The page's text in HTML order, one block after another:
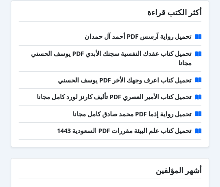
أكثر الكتب قراءة
تحميل رواية آرسس PDF أحمد آل حمدان
تحميل كتاب عقدك النفسية سجنك الأبدي PDF يوسف الحسني
مجانا
تحميل كتاب اعرف وجهك الأخر PDF يوسف الحسني
تحميل كتاب الأمير العصري PDF تأليف كارنز لورد كامل مجانا
تحميل رواية إذما PDF محمد صادق كامل مجانا
تحميل كتاب علم البيئة مقررات PDF السعودية 1443
أشهر المؤلفين